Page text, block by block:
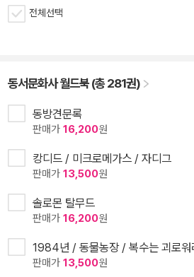
전체선택
동서문화사 월드북 (총 281권)
동방견문록
판매가 16,200원
캉디드 / 미크로메가스 / 자디그
판매가 13,500원
솔로몬 탈무드
판매가 16,200원
1984년 / 동물농장 / 복수는 괴로워
판매가 13,500원